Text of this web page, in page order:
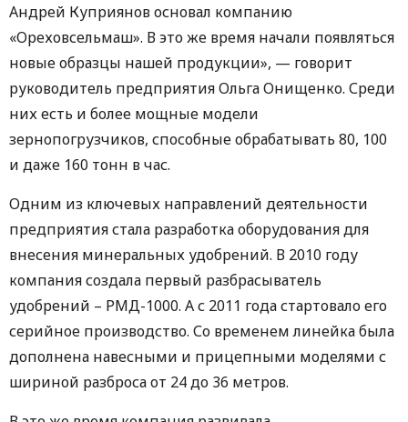
Андрей Куприянов основал компанию
«Ореховсельмаш». В это же время начали появляться
новые образцы нашей продукции», — говорит
руководитель предприятия Ольга Онищенко. Среди
них есть и более мощные модели
зернопогрузчиков, способные обрабатывать 80, 100
и даже 160 тонн в час.
Одним из ключевых направлений деятельности
предприятия стала разработка оборудования для
внесения минеральных удобрений. В 2010 году
компания создала первый разбрасыватель
удобрений – РМД-1000. А с 2011 года стартовало его
серийное производство. Со временем линейка была
дополнена навесными и прицепными моделями с
шириной разброса от 24 до 36 метров.